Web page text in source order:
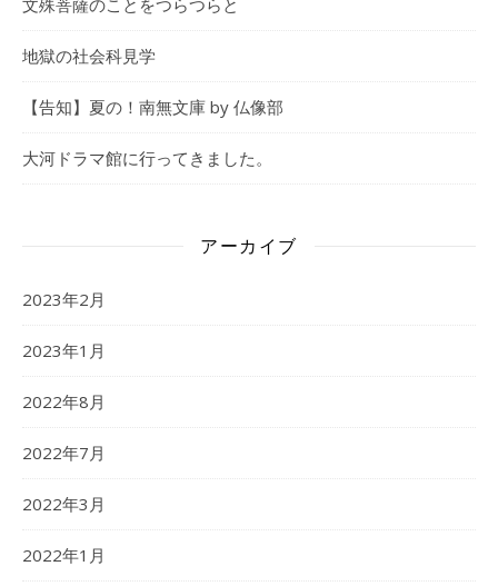
文殊菩薩のことをつらつらと
地獄の社会科見学
【告知】夏の！南無文庫 by 仏像部
大河ドラマ館に行ってきました。
アーカイブ
2023年2月
2023年1月
2022年8月
2022年7月
2022年3月
2022年1月